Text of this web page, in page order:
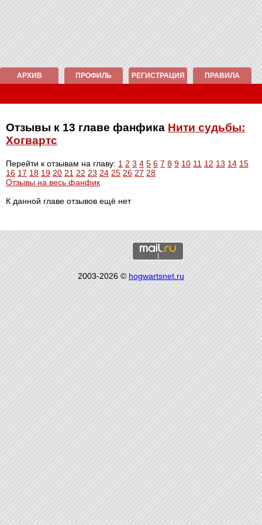
АРХИВ ПРОФИЛЬ РЕГИСТРАЦИЯ ПРАВИЛА
Отзывы к 13 главе фанфика Нити судьбы:
Хогвартс
Перейти к отзывам на главу: 1 2 3 4 5 6 7 8 9 10 11 12 13 14 15
16 17 18 19 20 21 22 23 24 25 26 27 28
Отзывы на весь фанфик
К данной главе отзывов ещё нет
2003-2026 ©hogwartsnet.ru